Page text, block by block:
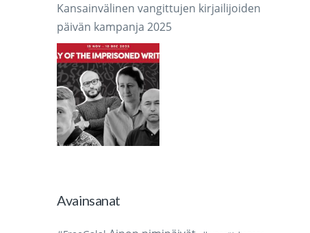
Kansainvälinen vangittujen kirjailijoiden
päivän kampanja 2025
Avainsanat